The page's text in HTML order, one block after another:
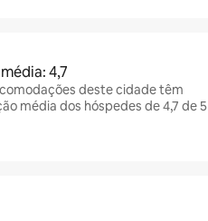
4,7
deste cidade têm
média dos hóspedes de 4,7 de 5